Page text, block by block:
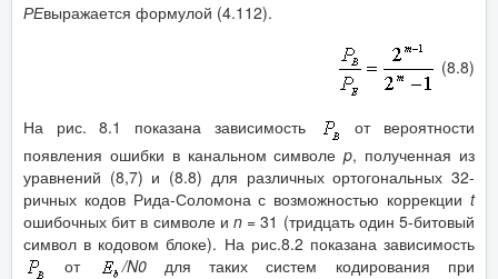
РЕвыражается формулой (4.112).
(8.8)
На рис. 8.1 показана зависимость
от вероятности
появления ошибки в канальном символеp, полученная из
уравнений (8,7) и (8.8) для различных ортогональных 32-
ричных кодов Рида-Соломона с возможностью коррекции t
ошибочных бит в символе и n = 31 (тридцать один 5-битовый
символ в кодовом блоке). На рис.8.2 показана зависимость
от
/N0для таких систем кодирования при